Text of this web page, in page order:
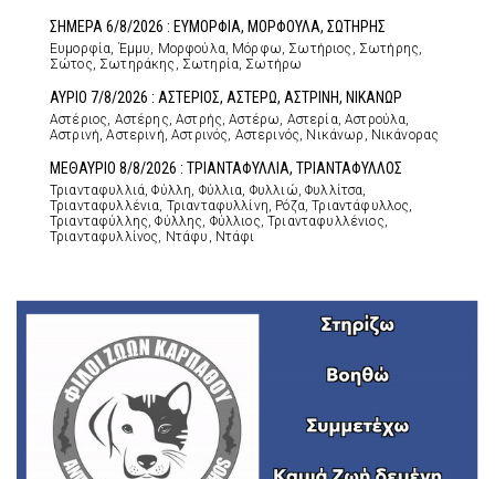
ΣΗΜΕΡΑ 6/8/2026 : ΕΥΜΟΡΦΙΑ, ΜΟΡΦΟΥΛΑ, ΣΩΤΗΡΗΣ
Ευμορφία, Έμμυ, Μορφούλα, Μόρφω, Σωτήριος, Σωτήρης,
Σώτος, Σωτηράκης, Σωτηρία, Σωτήρω
ΑΥΡΙΟ 7/8/2026 : ΑΣΤΕΡΙΟΣ, ΑΣΤΕΡΩ, ΑΣΤΡΙΝΗ, ΝΙΚΑΝΩΡ
Αστέριος, Αστέρης, Αστρής, Αστέρω, Αστερία, Αστρούλα,
Αστρινή, Αστερινή, Αστρινός, Αστερινός, Νικάνωρ, Νικάνορας
ΜΕΘΑΥΡΙΟ 8/8/2026 : ΤΡΙΑΝΤΑΦΥΛΛΙΑ, ΤΡΙΑΝΤΑΦΥΛΛΟΣ
Τριανταφυλλιά, Φύλλη, Φύλλια, Φυλλιώ, Φυλλίτσα,
Τριανταφυλλένια, Τριανταφυλλίνη, Ρόζα, Τριαντάφυλλος,
Τριανταφύλλης, Φύλλης, Φύλλιος, Τριανταφυλλένιος,
Τριανταφυλλίνος, Ντάφυ, Ντάφι